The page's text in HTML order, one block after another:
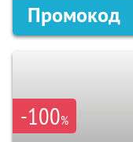
Промокод
-100%